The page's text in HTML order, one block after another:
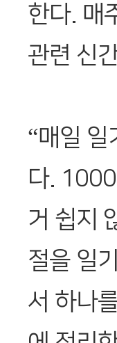
한다. 매
관련 신
“매일 일
다.
거 쉽지
절을 일
서 하나